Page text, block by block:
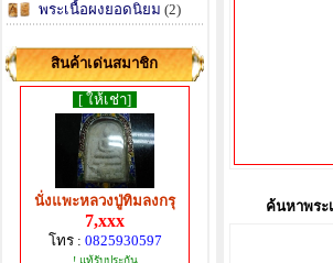
พระเนื้อผงยอดนิยม (2)
สินค้าเด่นสมาชิก
[ ให้เช่า]
นั่งแพะหลวงปู่ทิมลงกรุ
7,xxx
โทร : 0825930597
! แท้รับประกัน
ค้นหาพระ